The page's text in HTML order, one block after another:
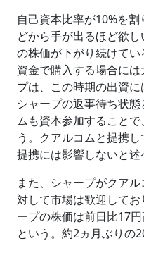
自己資本比率が10%を
どから手が出るほど欲
の株価が下がり続けて
資金で購入する場合に
プは、この時期の出資
シャープの返事待ち状
ムも資本参加すること
う。クアルコムと提携
提携には影響しないと述
また、シャープがクア
対して市場は歓迎して
ープの株価は前日比17
という。約2ヵ月ぶりの